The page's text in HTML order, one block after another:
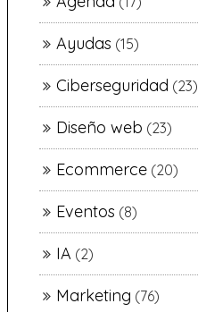
Ayudas (15)
Ciberseguridad (23)
Diseño web (23)
Ecommerce (20)
Eventos (8)
IA (2)
Marketing (76)